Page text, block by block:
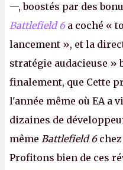
—, boostés par des
Battlefield 6 a coché «
lancement », et la
stratégie audacieuse »
finalement, que Cette
l'année même où EA a
dizaines de
même Battlefield 6chez
Profitons bien de ces